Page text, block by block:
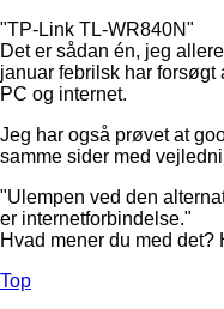
"TP-Link TL-WR840N"
Det er sådan én, jeg
januar febrilsk har forsøgt
PC og internet.
Jeg har også prøvet at
samme sider med
"Ulempen ved den
er internetforbindelse."
Hvad mener du med
Top